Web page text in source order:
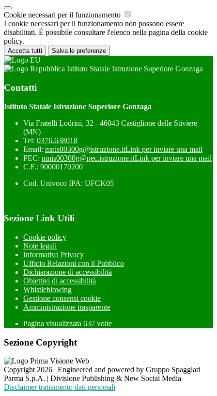
Cookie necessari per il funzionamento
I cookie necessari per il funzionamento non possono essere
disabilitati. È possibile consultare l'elenco nella pagina della cookie
policy.
Accetta tutti Salva le preferenze
Istituto Statale Istruzione Superiore Gonzaga
Contatti
Istituto Statale Istruzione Superiore Gonzaga
Via Fratelli Lodrini, 32 - 46043 Castiglione delle Stiviere
(MN)
Tel: 0376.638018
Email: mnis00300g@istruzione.itLink per inviare una mail
PEC: mnis00300g@pec.istruzione.itLink per inviare una mail
C.F.: 90000170200
Cod. Univoco IPA: UFCK05
Sezione Link Utili
Cookie policy
Note legali
Informativa Privacy
Ufficio Relazioni con il Pubblico
Dichiarazione di accessibilità
Obiettivi di accessibilità
Whistleblowing
Gestione consensi cookie
Amministrazione trasparente
Pagina visualizzata 637 volte
Sezione Copyright
Copyright 2026 | Engineered and powered by Gruppo Spaggiari
Parma S.p.A. | Divisione Publishing & New Social Media
Disclaimer trattamento dati personali